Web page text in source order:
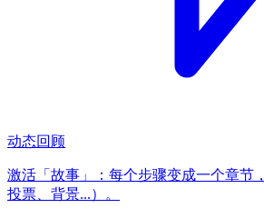
动态回顾
激活「故事」：每个步骤变成一个章节
投票、背景...）。